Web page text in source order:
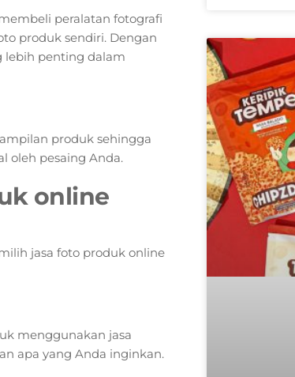
peralatan fotografi
produk sendiri. Dengan
lebih penting dalam
produk sehingga
oleh pesaing Anda.
online
jasa foto produk online
menggunakan jasa
apa yang Anda inginkan.